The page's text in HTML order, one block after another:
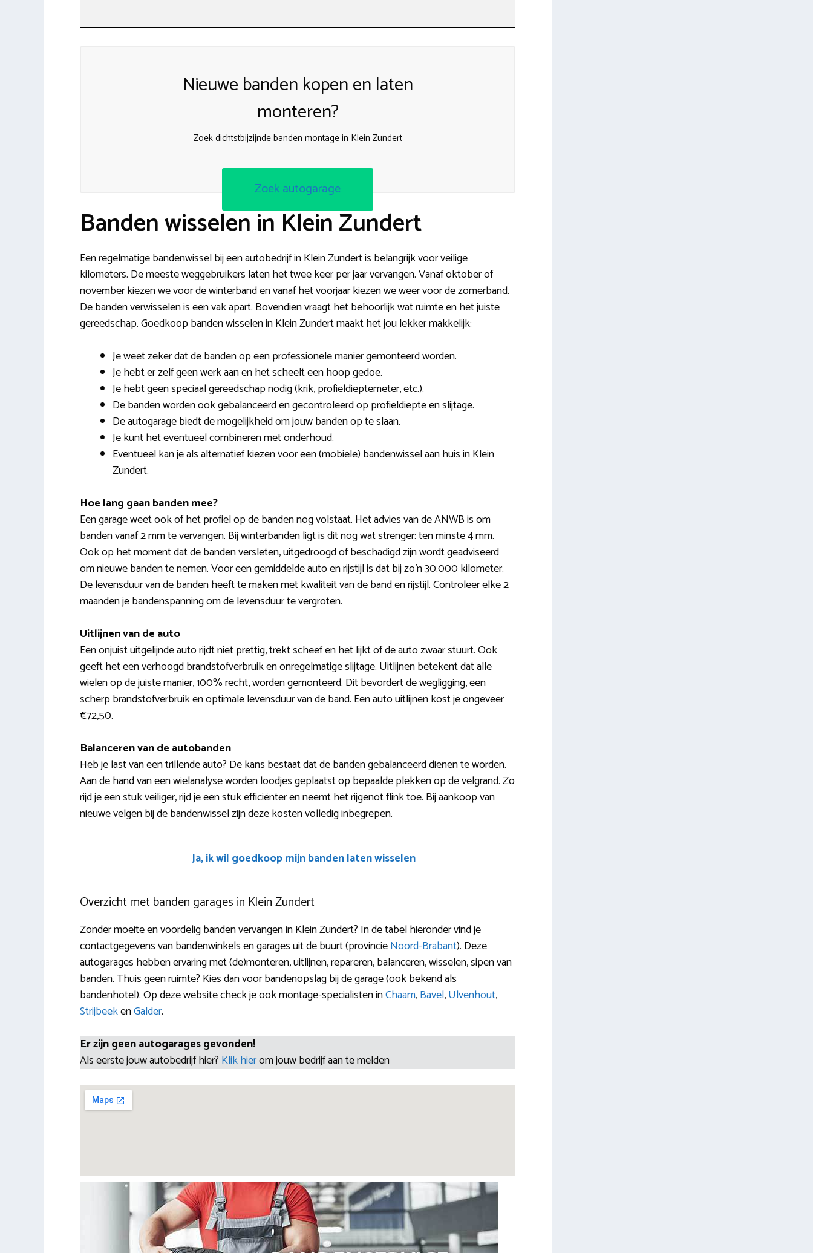
Nieuwe banden kopen en laten
monteren?
Zoek dichtstbijzijnde banden montage in Klein Zundert
Zoek autogarage
Banden wisselen in Klein Zundert
Een regelmatige bandenwissel bij een autobedrijf in Klein Zundert is belangrijk voor veilige
kilometers. De meeste weggebruikers laten het twee keer per jaar vervangen. Vanaf oktober of
november kiezen we voor de winterband en vanaf het voorjaar kiezen we weer voor de zomerband.
De banden verwisselen is een vak apart. Bovendien vraagt het behoorlijk wat ruimte en het juiste
gereedschap. Goedkoop banden wisselen in Klein Zundert maakt het jou lekker makkelijk:
Je weet zeker dat de banden op een professionele manier gemonteerd worden.
Je hebt er zelf geen werk aan en het scheelt een hoop gedoe.
Je hebt geen speciaal gereedschap nodig (krik, profieldieptemeter, etc.).
De banden worden ook gebalanceerd en gecontroleerd op profieldiepte en slijtage.
De autogarage biedt de mogelijkheid om jouw banden op te slaan.
Je kunt het eventueel combineren met onderhoud.
Eventueel kan je als alternatief kiezen voor een (mobiele) bandenwissel aan huis in Klein
Zundert.
Hoe lang gaan banden mee?
Een garage weet ook of het profiel op de banden nog volstaat. Het advies van de ANWB is om
banden vanaf 2 mm te vervangen. Bij winterbanden ligt is dit nog wat strenger: ten minste 4 mm.
Ook op het moment dat de banden versleten, uitgedroogd of beschadigd zijn wordt geadviseerd
om nieuwe banden te nemen. Voor een gemiddelde auto en rijstijl is dat bij zo’n 30.000 kilometer.
De levensduur van de banden heeft te maken met kwaliteit van de band en rijstijl. Controleer elke 2
maanden je bandenspanning om de levensduur te vergroten.
Uitlijnen van de auto
Een onjuist uitgelijnde auto rijdt niet prettig, trekt scheef en het lijkt of de auto zwaar stuurt. Ook
geeft het een verhoogd brandstofverbruik en onregelmatige slijtage. Uitlijnen betekent dat alle
wielen op de juiste manier, 100% recht, worden gemonteerd. Dit bevordert de wegligging, een
scherp brandstofverbruik en optimale levensduur van de band. Een auto uitlijnen kost je ongeveer
€72,50.
Balanceren van de autobanden
Heb je last van een trillende auto? De kans bestaat dat de banden gebalanceerd dienen te worden.
Aan de hand van een wielanalyse worden loodjes geplaatst op bepaalde plekken op de velgrand. Zo
rijd je een stuk veiliger, rijd je een stuk efficiënter en neemt het rijgenot flink toe. Bij aankoop van
nieuwe velgen bij de bandenwissel zijn deze kosten volledig inbegrepen.
Ja, ik wil goedkoop mijn banden laten wisselen
Overzicht met banden garages in Klein Zundert
Zonder moeite en voordelig banden vervangen in Klein Zundert? In de tabel hieronder vind je
contactgegevens van bandenwinkels en garages uit de buurt (provincieNoord-Brabant). Deze
autogarages hebben ervaring met (de)monteren, uitlijnen, repareren, balanceren, wisselen, sipen van
banden. Thuis geen ruimte? Kies dan voor bandenopslag bij de garage (ook bekend als
bandenhotel). Op deze website check je ook montage-specialisten inChaam,Bavel,Ulvenhout,
StrijbeekenGalder.
Er zijn geen autogarages gevonden!
Als eerste jouw autobedrijf hier? Klik hierom jouw bedrijf aan te melden